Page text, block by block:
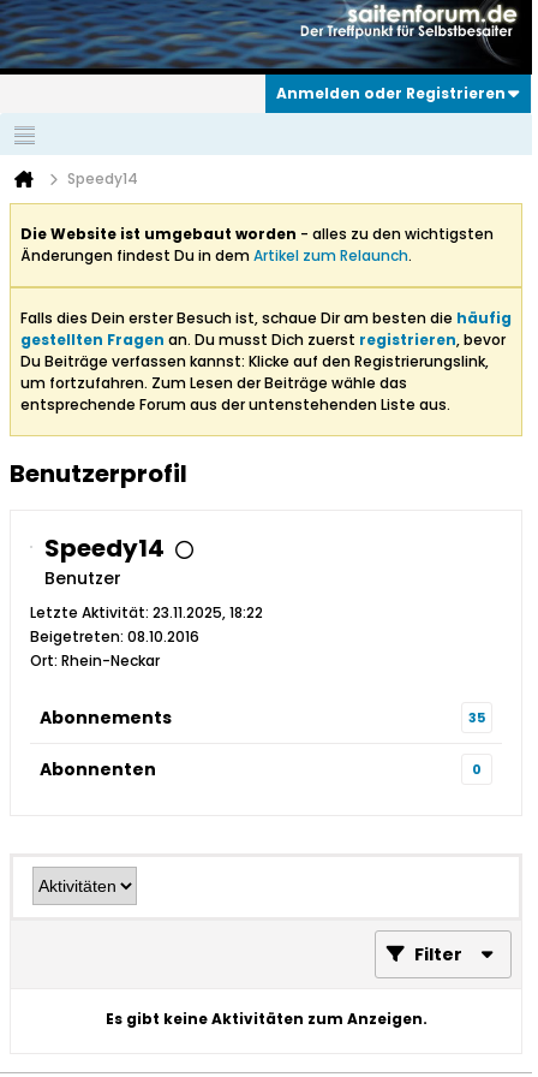
Anmelden oder Registrieren
Speedy14
Die Website ist umgebaut worden - alles zu den wichtigsten
Änderungen findest Du in demArtikel zum Relaunch.
Falls dies Dein erster Besuch ist, schaue Dir am besten die häufig
gestellten Fragen an. Du musst Dich zuerst registrieren, bevor
Du Beiträge verfassen kannst: Klicke auf den Registrierungslink,
um fortzufahren. Zum Lesen der Beiträge wähle das
entsprechende Forum aus der untenstehenden Liste aus.
Benutzerprofil
Speedy14
Benutzer
Letzte Aktivität: 23.11.2025, 18:22
Beigetreten: 08.10.2016
Ort: Rhein-Neckar
Abonnements 35
Abonnenten 0
Filter
Es gibt keine Aktivitäten zum Anzeigen.